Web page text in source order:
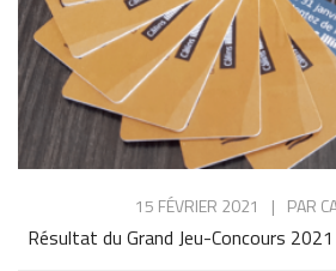
15 FÉVRIER 2021 | PAR
Résultat du Grand Jeu-Concours